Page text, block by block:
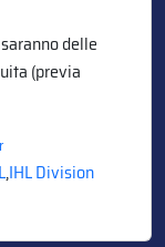
delle
(previa
,IHL Division